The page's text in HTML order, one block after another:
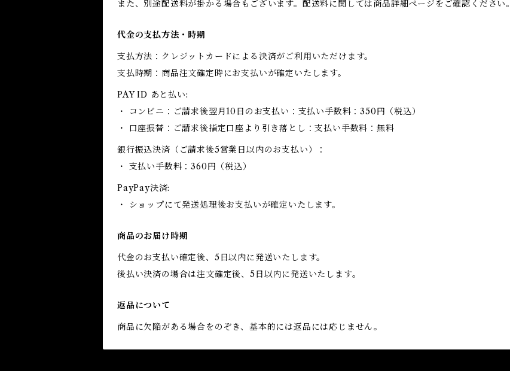
また、別途配送料が掛かる場合もございます。配送料に関しては商品詳細ページをご確認ください。
代金の支払方法・時期
支払方法：クレジットカードによる決済がご利用いただけます。
支払時期：商品注文確定時にお支払いが確定いたします。
PAY ID あと払い:
・ コンビニ：ご請求後翌月10日のお支払い：支払い手数料：350円（税込）
・ 口座振替：ご請求後指定口座より引き落とし：支払い手数料：無料
銀行振込決済（ご請求後5営業日以内のお支払い）：
・ 支払い手数料：360円（税込）
PayPay決済:
・ ショップにて発送処理後お支払いが確定いたします。
商品のお届け時期
代金のお支払い確定後、5日以内に発送いたします。
後払い決済の場合は注文確定後、5日以内に発送いたします。
返品について
商品に欠陥がある場合をのぞき、基本的には返品には応じません。